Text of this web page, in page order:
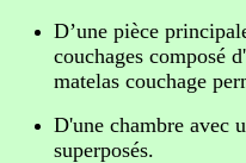
D’une pièce
couchages composé
matelas couchage
D'une chambre avec
superposés.